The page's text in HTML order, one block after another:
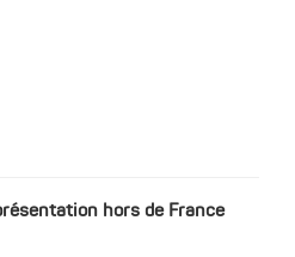
hors de France